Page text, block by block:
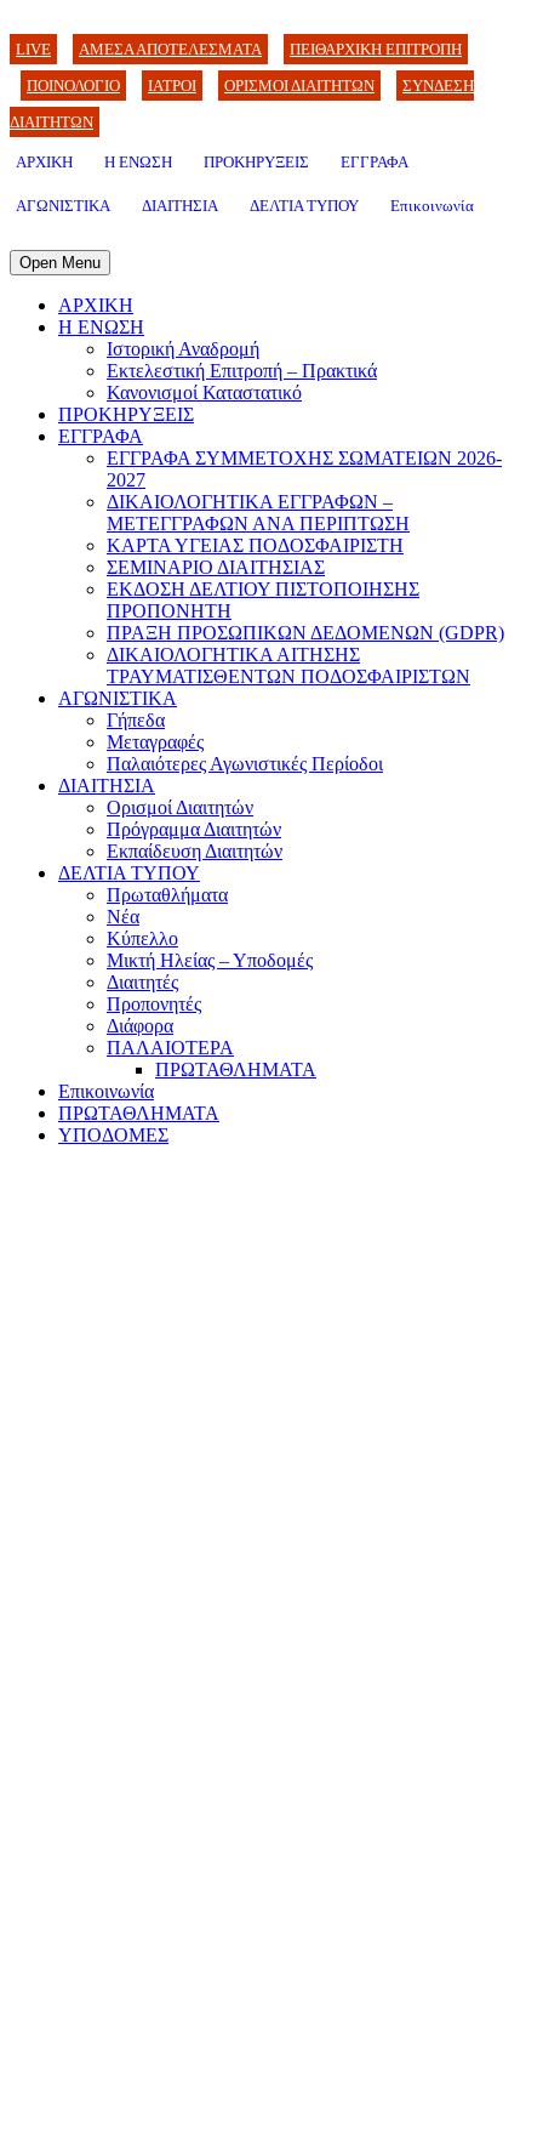
LIVE ΑΜΕΣΑ ΑΠΟΤΕΛΕΣΜΑΤΑ
ΠΕΙΘΑΡΧΙΚΗ ΕΠΙΤΡΟΠΗ
ΠΟΙΝΟΛΟΓΙΟ
ΙΑΤΡΟΙ ΟΡΙΣΜΟΙ ΔΙΑΙΤΗΤΩΝ
ΣΥΝΔΕΣΗ
ΔΙΑΙΤΗΤΩΝ
ΑΡΧΙΚΗ Η ΕΝΩΣΗ ΠΡΟΚΗΡΥΞΕΙΣ ΕΓΓΡΑΦΑ
ΑΓΩΝΙΣΤΙΚΑ ΔΙΑΙΤΗΣΙΑ ΔΕΛΤΙΑ ΤΥΠΟΥ Επικοινωνία
Open Menu
ΑΡΧΙΚΗ
Η ΕΝΩΣΗ
Ιστορική Αναδρομή
Εκτελεστική Επιτροπή – Πρακτικά
Κανονισμοί Καταστατικό
ΠΡΟΚΗΡΥΞΕΙΣ
ΕΓΓΡΑΦΑ
ΕΓΓΡΑΦΑ ΣΥΜΜΕΤΟΧΗΣ ΣΩΜΑΤΕΙΩΝ 2026-
2027
ΔΙΚΑΙΟΛΟΓΗΤΙΚΑ ΕΓΓΡΑΦΩΝ –
ΜΕΤΕΓΓΡΑΦΩΝ ΑΝΑ ΠΕΡΙΠΤΩΣΗ
ΚΑΡΤΑ ΥΓΕΙΑΣ ΠΟΔΟΣΦΑΙΡΙΣΤΗ
ΣΕΜΙΝΑΡΙΟ ΔΙΑΙΤΗΣΙΑΣ
ΕΚΔΟΣΗ ΔΕΛΤΙΟΥ ΠΙΣΤΟΠΟΙΗΣΗΣ
ΠΡΟΠΟΝΗΤΗ
ΠΡΑΞΗ ΠΡΟΣΩΠΙΚΩΝ ΔΕΔΟΜΕΝΩΝ (GDPR)
ΔΙΚΑΙΟΛΟΓΗΤΙΚΑ ΑΙΤΗΣΗΣ
ΤΡΑΥΜΑΤΙΣΘΕΝΤΩΝ ΠΟΔΟΣΦΑΙΡΙΣΤΩΝ
ΑΓΩΝΙΣΤΙΚΑ
Γήπεδα
Μεταγραφές
Παλαιότερες Αγωνιστικές Περίοδοι
ΔΙΑΙΤΗΣΙΑ
Ορισμοί Διαιτητών
Πρόγραμμα Διαιτητών
Εκπαίδευση Διαιτητών
ΔΕΛΤΙΑ ΤΥΠΟΥ
Πρωταθλήματα
Νέα
Κύπελλο
Μικτή Ηλείας – Υποδομές
Διαιτητές
Προπονητές
Διάφορα
ΠΑΛΑΙΟΤΕΡΑ
ΠΡΩΤΑΘΛΗΜΑΤΑ
Επικοινωνία
ΠΡΩΤΑΘΛΗΜΑΤΑ
ΥΠΟΔΟΜΕΣ